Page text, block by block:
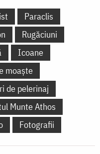
Paraclis
Rugăciuni
Icoane
moaște
de pelerinaj
Munte Athos
Fotografii